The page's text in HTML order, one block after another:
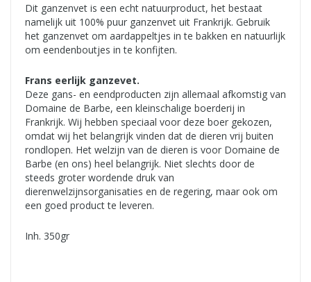
Dit ganzenvet is een echt natuurproduct, het bestaat
namelijk uit 100% puur ganzenvet uit Frankrijk. Gebruik
het ganzenvet om aardappeltjes in te bakken en natuurlijk
om eendenboutjes in te konfijten.
Frans eerlijk ganzevet.
Deze gans- en eendproducten zijn allemaal afkomstig van
Domaine de Barbe, een kleinschalige boerderij in
Frankrijk. Wij hebben speciaal voor deze boer gekozen,
omdat wij het belangrijk vinden dat de dieren vrij buiten
rondlopen. Het welzijn van de dieren is voor Domaine de
Barbe (en ons) heel belangrijk. Niet slechts door de
steeds groter wordende druk van
dierenwelzijnsorganisaties en de regering, maar ook om
een goed product te leveren.
Inh. 350gr